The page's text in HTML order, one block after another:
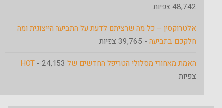
48,742 צפיות
אלטרוקסין – כל מה שרציתם לדעת על התביעה הייצוגית ומה
חלקכם בתביעה - 39,765 צפיות
האמת מאחורי מסלולי הטריפל החדשים של HOT - 24,153
צפיות